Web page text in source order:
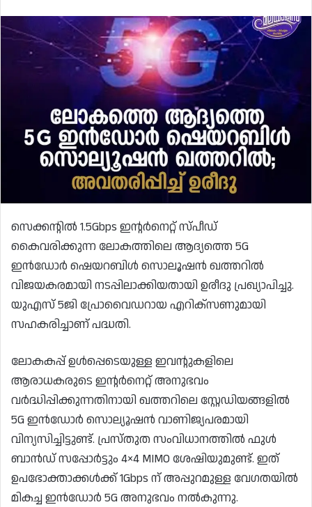
സെക്കന്റിൽ 1.5Gbps ഇന്റർനെറ്റ് സ്പീഡ്
കൈവരിക്കുന്ന ലോകത്തിലെ ആദ്യത്തെ 5G
ഇൻഡോർ ഷെയറബിൾ സൊലൂഷൻ ഖത്തറിൽ
വിജയകരമായി നടപ്പിലാക്കിയതായി ഉരീദു പ്രഖ്യാപിച്ചു.
യുഎസ് 5ജി പ്രോവൈഡറായ എറിക്‌സണുമായി
സഹകരിച്ചാണ് പദ്ധതി.
ലോകകപ്പ് ഉൾപ്പെടെയുള്ള ഇവന്റുകളിലെ
ആരാധകരുടെ ഇന്റർനെറ്റ് അനുഭവം
വർദ്ധിപ്പിക്കുന്നതിനായി ഖത്തറിലെ സ്റ്റേഡിയങ്ങളിൽ
5G ഇൻഡോർ സൊല്യൂഷൻ വാണിജ്യപരമായി
വിന്യസിച്ചിട്ടുണ്ട്. പ്രസ്തുത സംവിധാനത്തിൽ ഫുൾ
ബാൻഡ് സപ്പോർട്ടും 4×4 MIMO ശേഷിയുമുണ്ട്. ഇത്
ഉപഭോക്താക്കൾക്ക് 1Gbps ന് അപ്പുറമുള്ള വേഗതയിൽ
മികച്ച ഇൻഡോർ 5G അനുഭവം നൽകുന്നു.